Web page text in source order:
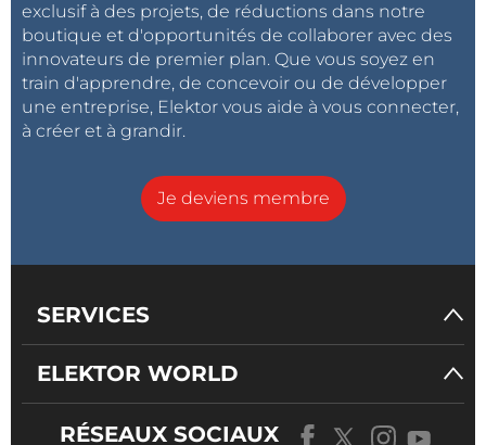
exclusif à des projets, de réductions dans notre
boutique et d'opportunités de collaborer avec des
innovateurs de premier plan. Que vous soyez en
train d'apprendre, de concevoir ou de développer
une entreprise, Elektor vous aide à vous connecter,
à créer et à grandir.
Je deviens membre
SERVICES
ELEKTOR WORLD
RÉSEAUX SOCIAUX